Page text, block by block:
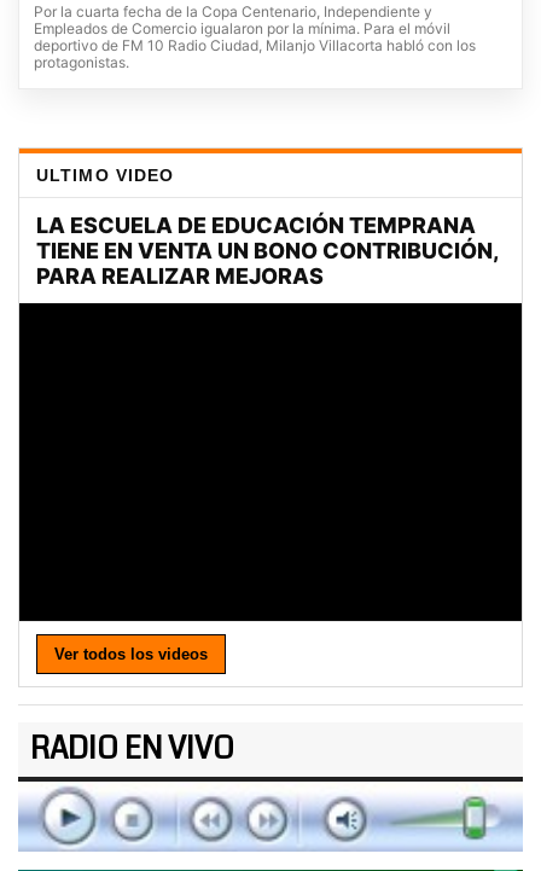
Por la cuarta fecha de la Copa Centenario, Independiente y
Empleados de Comercio igualaron por la mínima. Para el móvil
deportivo de FM 10 Radio Ciudad, Milanjo Villacorta habló con los
protagonistas.
ULTIMO VIDEO
Ver todos los videos
RADIO EN VIVO